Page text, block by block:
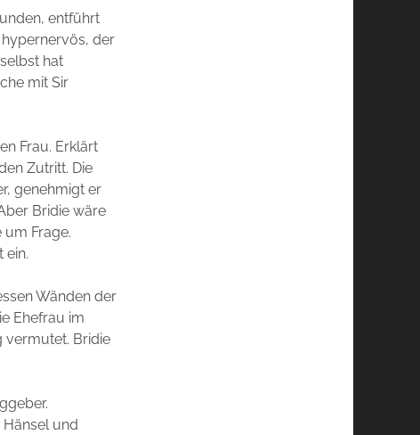
entführt
hypernervös, der
hat
mit Sir
Frau. Erklärt
Zutritt. Die
genehmigt er
Bridie wäre
um Frage.
ein.
Wänden der
Ehefrau im
vermutet. Bridie
Hänsel und